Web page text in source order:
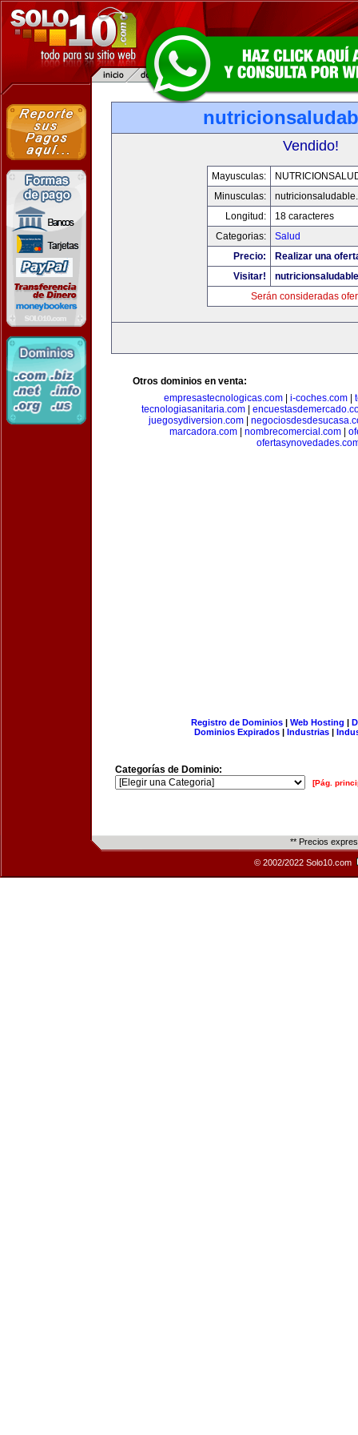
Vendido!
Mayusculas:
Minusculas:
Longitud:
18 caracteres
Categorias:
Salud
Precio:
Realizar una
Visitar!
Serán consideradas
Otros dominios en venta:
empresastecnologicas.com
i-coches.com
tecnologiasanitaria.com|
juegosydiversion.com
marcadora.com| nombrecomercial.com|
Registro de Dominios| Web Hosting |
Dominios Expirados | Industrias |
Categorías de Dominio:
[Pág.
** Precios
© 2002/2022 Solo10.com